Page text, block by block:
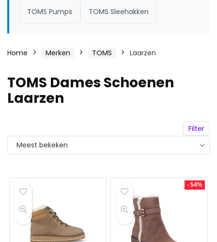
TOMS Pumps TOMS Sleehakken
Home Merken TOMS Laarzen
TOMS Dames Schoenen
Laarzen
Filter
Meest bekeken
- 54%